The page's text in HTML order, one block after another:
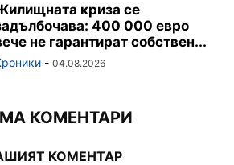
криза се
400 000 евро
не гарантират собствен...
- 04.08.2026
КОМЕНТАРИ
КОМЕНТАР